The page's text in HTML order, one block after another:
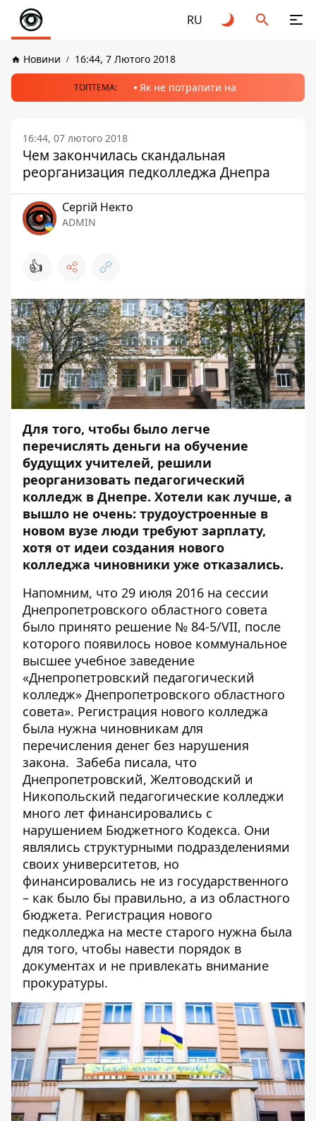
RU
Новини 16:44, 7 Лютого 2018
ТОПТЕМА: Як не потрапити на
16:44, 07 лютого 2018
Чем закончилась скандальная
реорганизация педколледжа Днепра
Сергій Некто
ADMIN
👍
Для того, чтобы было легче
перечислять деньги на обучение
будущих учителей, решили
реорганизовать педагогический
колледж в Днепре. Хотели как лучше, а
вышло не очень: трудоустроенные в
новом вузе люди требуют зарплату,
хотя от идеи создания нового
колледжа чиновники уже отказались.
Напомним, что 29 июля 2016 на сессии
Днепропетровского областного совета
было принято решение № 84-5/VII, после
которого появилось новое коммунальное
высшее учебное заведение
«Днепропетровский педагогический
колледж» Днепропетровского областного
совета». Регистрация нового колледжа
была нужна чиновникам для
перечисления денег без нарушения
закона. Забеба писала, что
Днепропетровский, Желтоводский и
Никопольский педагогические колледжи
много лет финансировались с
нарушением Бюджетного Кодекса. Они
являлись структурными подразделениями
своих университетов, но
финансировались не из государственного
– как было бы правильно, а из областного
бюджета. Регистрация нового
педколледжа на месте старого нужна была
для того, чтобы навести порядок в
документах и не привлекать внимание
прокуратуры.